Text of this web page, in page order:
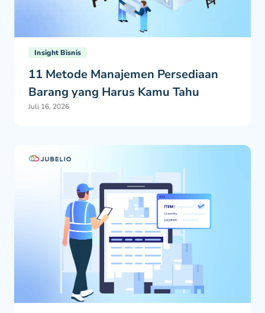
Insight Bisnis
11 Metode Manajemen Persediaan
Barang yang Harus Kamu Tahu
Juli 16, 2026